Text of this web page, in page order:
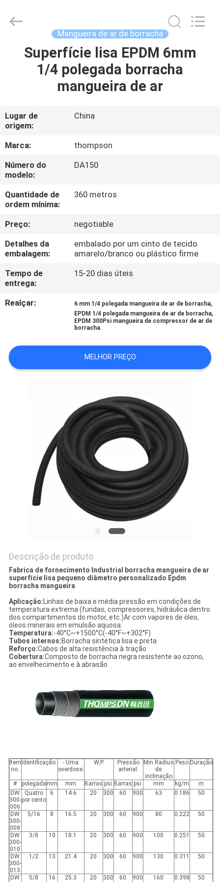
CASA
PRODUTOS
SOBRE
NÓS
EXCURSÃO
DA
FÁBRICA
CONTROLE
DA
QUALIDADE
CONTACTE-
NOS
NOTÍCIA
PEÇA
PRIVACY
borracha
fornecedor.
Rights
Reserved.
ECER
Mangueira de ar de borracha
Superfície lisa EPDM 6mm
1/4 polegada borracha
mangueira de ar
Lugar de
origem:
China
Marca:
thompson
Número do
modelo:
DA150
Quantidade de
ordem mínima:
360 metros
Preço:
negotiable
Detalhes da
embalagem:
embalado por um cinto de tecido
amarelo/branco ou plástico firme
Tempo de
entrega:
15-20 dias úteis
Realçar: 6 mm 1/4 polegada mangueira de ar de borracha,
EPDM 1/4 polegada mangueira de ar de borracha,
EPDM 300Psi mangueira de compressor de ar de
borracha
MELHOR PREÇO
Descrição de produto
Fabrica de fornecimento Industrial borracha mangueira de ar
superfície lisa pequeno diâmetro personalizado Epdm
borracha mangueira
Aplicação:Linhas de baixa e média pressão em condições de
temperatura extrema (fundas, compressores, hidráulica dentro
dos compartimentos do motor, etc.)Ar com vapores de óleo,
óleos minerais em emulsão aquosa.
Temperatura:-40°C~+1500°C(-40°F~+302°F)
Tubos internos:Borracha sintética lisa e preta
Reforço:Cabos de alta resistência à tração
Cobertura:Composto de borracha negra resistente ao ozono,
ao envelhecimento e à abrasão
Item
no.
Identificação.
- Uma
overdose.
W.P.
Pressão
arterial.
Min.Radius
de
inclinação
Peso Duração
# polegada mm mm Barras psi Barras psi mm kg/m
m
DW
300-
006
Quatro
por cento
6 14.6 20 300 60 900 63 0.186 50
DW
300-
008
5/16 8 16.5 20 300 60 900 80 0.222 50
DW
300-
010
3/8 10 18.1 20 300 60 900 100 0.251 50
DW
300-
013
1/2 13 21.4 20 300 60 900 130 0.311 50
DW
5/8 16 25.3 20 300 60 900 160 0.398 50